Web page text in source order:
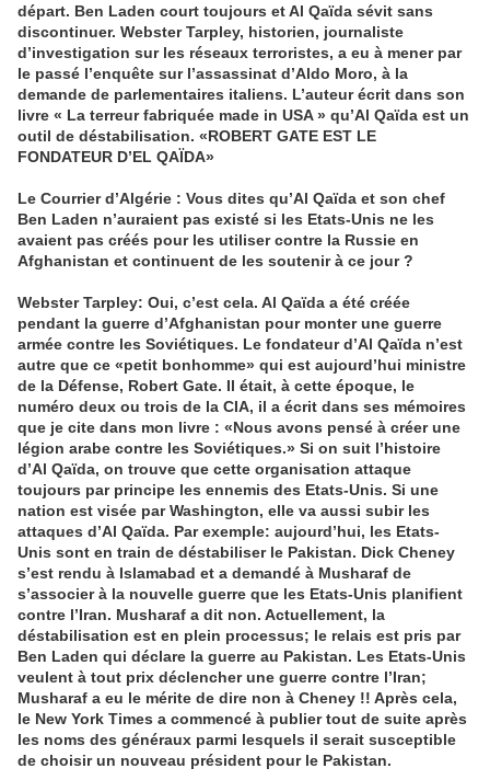
départ. Ben Laden court toujours et Al Qaïda sévit sans
discontinuer. Webster Tarpley, historien, journaliste
d’investigation sur les réseaux terroristes, a eu à mener par
le passé l’enquête sur l’assassinat d’Aldo Moro, à la
demande de parlementaires italiens. L’auteur écrit dans son
livre « La terreur fabriquée made in USA » qu’Al Qaïda est un
outil de déstabilisation. «ROBERT GATE EST LE
FONDATEUR D’EL QAÏDA»
Le Courrier d’Algérie : Vous dites qu’Al Qaïda et son chef
Ben Laden n’auraient pas existé si les Etats-Unis ne les
avaient pas créés pour les utiliser contre la Russie en
Afghanistan et continuent de les soutenir à ce jour ?
Webster Tarpley: Oui, c’est cela. Al Qaïda a été créée
pendant la guerre d’Afghanistan pour monter une guerre
armée contre les Soviétiques. Le fondateur d’Al Qaïda n’est
autre que ce «petit bonhomme» qui est aujourd’hui ministre
de la Défense, Robert Gate. Il était, à cette époque, le
numéro deux ou trois de la CIA, il a écrit dans ses mémoires
que je cite dans mon livre : «Nous avons pensé à créer une
légion arabe contre les Soviétiques.» Si on suit l’histoire
d’Al Qaïda, on trouve que cette organisation attaque
toujours par principe les ennemis des Etats-Unis. Si une
nation est visée par Washington, elle va aussi subir les
attaques d’Al Qaïda. Par exemple: aujourd’hui, les Etats-
Unis sont en train de déstabiliser le Pakistan. Dick Cheney
s’est rendu à Islamabad et a demandé à Musharaf de
s’associer à la nouvelle guerre que les Etats-Unis planifient
contre l’Iran. Musharaf a dit non. Actuellement, la
déstabilisation est en plein processus; le relais est pris par
Ben Laden qui déclare la guerre au Pakistan. Les Etats-Unis
veulent à tout prix déclencher une guerre contre l’Iran;
Musharaf a eu le mérite de dire non à Cheney !! Après cela,
le New York Times a commencé à publier tout de suite après
les noms des généraux parmi lesquels il serait susceptible
de choisir un nouveau président pour le Pakistan.